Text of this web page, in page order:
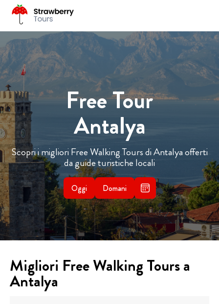
Free Tour
Antalya
Scopri i migliori Free Walking Tours di Antalya offerti
da guide turistiche locali
Oggi Domani
Migliori Free Walking Tours a
Antalya